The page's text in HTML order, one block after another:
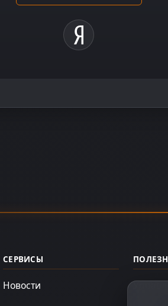
СЕРВИСЫ
Новости